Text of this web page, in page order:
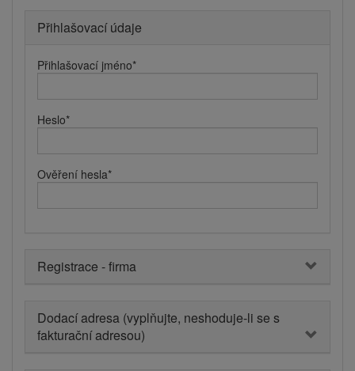
Přihlašovací údaje
Přihlašovací jméno*
Heslo*
Ověření hesla*
Registrace - firma
Dodací adresa (vyplňujte, neshoduje-li se s
fakturační adresou)